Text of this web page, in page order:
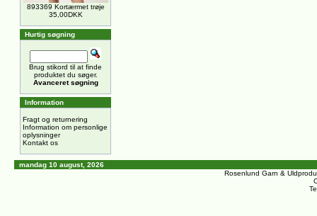
893369 Kortærmet trøje
35,00DKK
Hurtig søgning
Brug stikord til at finde
produktet du søger.
Avanceret søgning
Information
Fragt og returnering
Information om personlige
oplysninger
Kontakt os
mandag 10 august, 2026
Rosenlund Garn &